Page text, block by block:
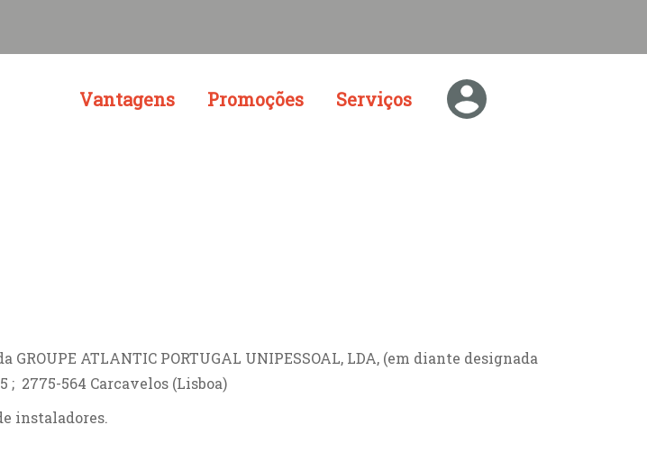
Vantagens Promoções Serviços
ATLANTIC PORTUGAL UNIPESSOAL, LDA, (em diante designada
; 2775-564 Carcavelos (Lisboa)
instaladores.